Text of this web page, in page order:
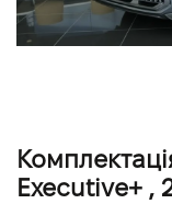
Executive+ ,